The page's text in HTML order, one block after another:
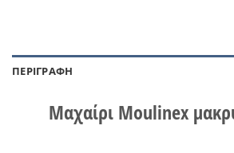
ΠΕΡΙΓΡΑΦΉ
Μαχαίρι Moulinex